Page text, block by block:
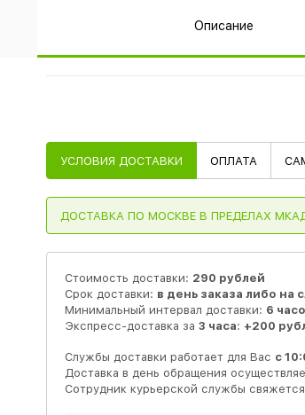
Описание
УСЛОВИЯ ДОСТАВКИ ОПЛАТА
ДОСТАВКА ПО МОСКВЕ В ПРЕДЕЛАХ
Стоимость доставки: 290 рублей
Срок доставки: в день заказа либо на
Минимальный интервал доставки: 6
Экспресс-доставка за 3 часа: +200
Службы доставки работает для Вас с
Доставка в день обращения
Сотрудник курьерской службы